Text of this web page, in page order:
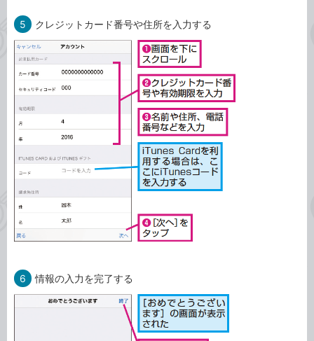
5 クレジットカード番号や住所を入力する
6 情報の入力を完了する